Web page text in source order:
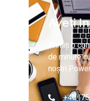
Aveti
Primiți o
de minute
noștri
+40